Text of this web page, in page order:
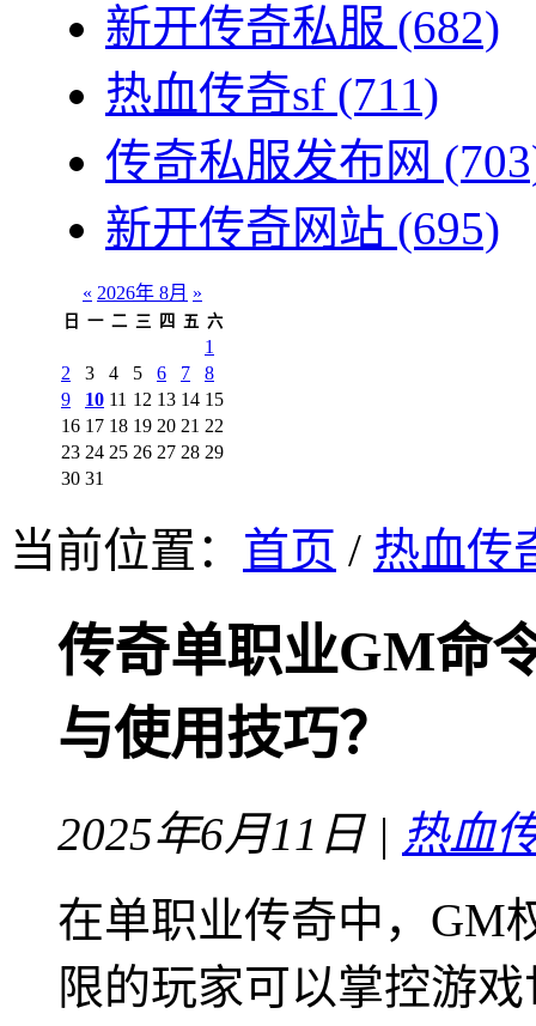
新开传奇私服 (682)
热血传奇sf (711)
传奇私服发布网
新开传奇网站 (695)
« 2026年 8月 »
日 一 二 三 四 五 六
1
2
3 4 5 6 7
8
9
10 11 12 13 14 15
16 17 18 19 20 21 22
23 24 25 26 27 28 29
30 31
当前位置： 首页 / 热血传
传奇单职业GM命
与使用技巧？
2025年6月11日 | 热血
在单职业传奇中，GM
限的玩家可以掌控游